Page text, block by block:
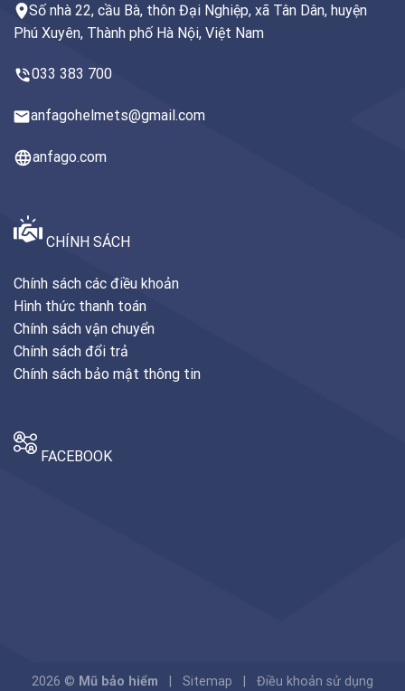
Số nhà 22, cầu Bà, thôn Đại Nghiệp, xã Tân Dân, huyện
Phú Xuyên, Thành phố Hà Nội, Việt Nam
033 383 700
anfagohelmets@gmail.com
anfago.com
CHÍNH SÁCH
Chính sách các điều khoản
Hình thức thanh toán
Chính sách vận chuyển
Chính sách đổi trả
Chính sách bảo mật thông tin
FACEBOOK
2026 © Mũ bảo hiểm | Sitemap | Điều khoản sử dụng